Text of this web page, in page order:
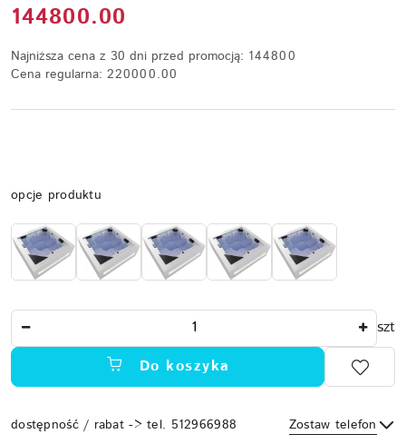
Cena:
144800.00
Najniższa cena z 30 dni przed promocją: 144800
Cena regularna: 220000.00
Wariant
opcje produktu
szt
Do koszyka
dostępność / rabat -> tel. 512966988 Zostaw telefon